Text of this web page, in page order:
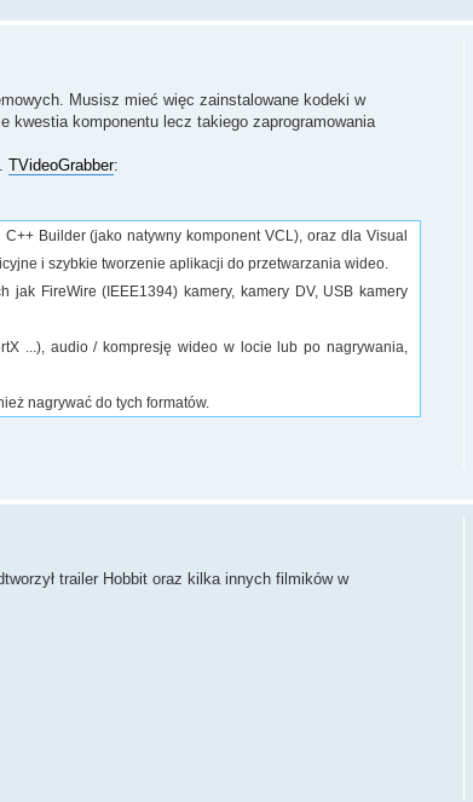
Musisz mieć więc zainstalowane kodeki w
komponentu lecz takiego zaprogramowania
TVideoGrabber:
Builder (jako natywny komponent VCL), oraz dla Visual
i szybkie tworzenie aplikacji do przetwarzania wideo.
jak FireWire (IEEE1394) kamery, kamery DV, USB kamery
...), audio / kompresję wideo w locie lub po nagrywania,
nagrywać do tych formatów.
trailer Hobbit oraz kilka innych filmików w